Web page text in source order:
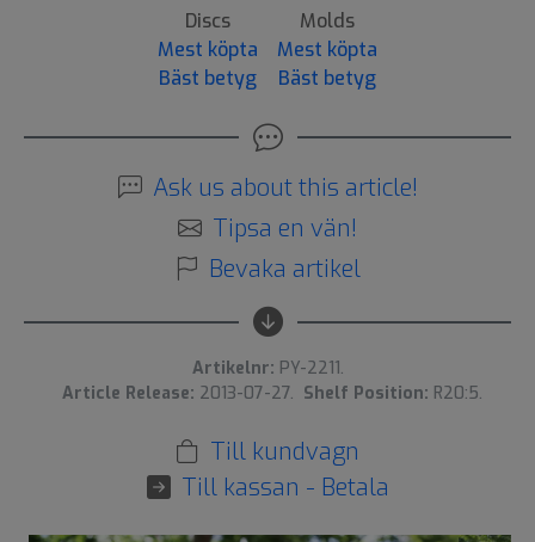
Discs
Mest köpta
Bäst betyg
Molds
Mest köpta
Bäst betyg
Ask us about this article!
Tipsa en vän!
Bevaka artikel
Artikelnr: PY-2211.
Article Release: 2013-07-27. Shelf Position: R20:5.
Till kundvagn
Till kassan - Betala